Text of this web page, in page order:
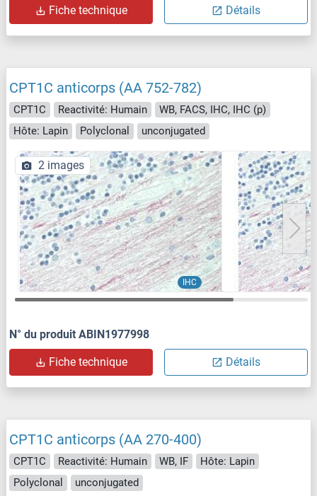
Fiche technique Détails
CPT1C anticorps (AA 752-782)
CPT1C Reactivité: Humain
WB, FACS, IHC, IHC (p)
Hôte: Lapin
Polyclonal unconjugated
IHC
2 images
N° du produit ABIN1977998
Fiche technique Détails
CPT1C anticorps (AA 270-400)
CPT1C Reactivité: Humain WB, IF
Hôte: Lapin
Polyclonal
unconjugated